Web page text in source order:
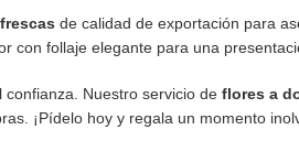
de calidad de exportación para
con follaje elegante para una
Nuestro servicio de flores a
¡Pídelo hoy y regala un momento